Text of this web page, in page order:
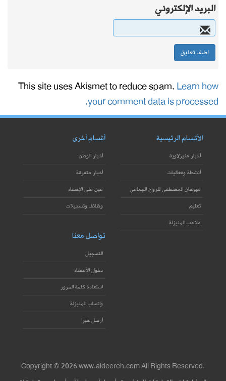
البريد الإلكتروني
This site uses Akismet to reduce spam.Learn how
your comment data is processed.
الأقسام الرئيسية
أخبار منيزلاوية
أنشطة وفعاليات
مهرجان المصطفى للزواج الجماعي
تعليم
ملاعب المنيزلة
أقسام أخرى
أخبار الوطن
أخبار متفرقة
عين على الإحساء
وظائف وتسجيلات
تواصل معنا
التسجيل
دخول الأعضاء
استعادة كلمة المرور
واتساب المنيزلة
أرسل خبرا
Copyright © 2026 www.aldeereh.com All Rights Reserved.